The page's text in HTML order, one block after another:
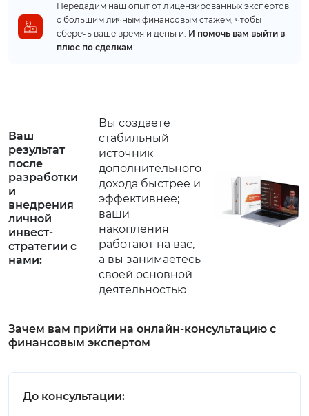
Передадим наш опыт от лицензированных экспертов
с большим личным финансовым стажем, чтобы
сберечь ваше время и деньги. И помочь вам выйти в
плюс по сделкам
Ваш
результат
после
разработки
и
внедрения
личной
инвест-
стратегии с
нами:
Вы создаете
стабильный
источник
дополнительного
дохода быстрее и
эффективнее;
ваши
накопления
работают на вас,
а вы занимаетесь
своей основной
деятельностью
Зачем вам прийти на онлайн-консультацию с
финансовым экспертом
До консультации: